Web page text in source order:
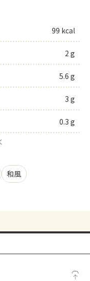
99 kcal
2 g
5.6 g
3 g
0.3 g
和風